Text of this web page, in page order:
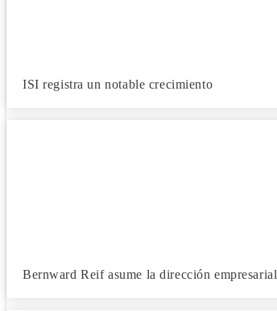
ISI registra un notable crecimiento
Bernward Reif asume la dirección empresarial